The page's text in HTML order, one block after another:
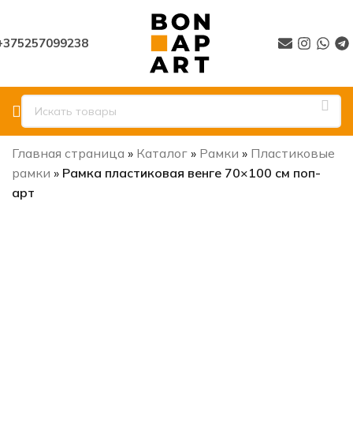
Главная страница » Каталог » Рамки » Пластиковые
рамки » Рамка пластиковая венге 70×100 см поп-
арт